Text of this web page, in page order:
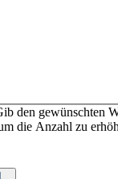
den gewünschten
die Anzahl zu